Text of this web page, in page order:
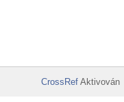
CrossRefAktivován